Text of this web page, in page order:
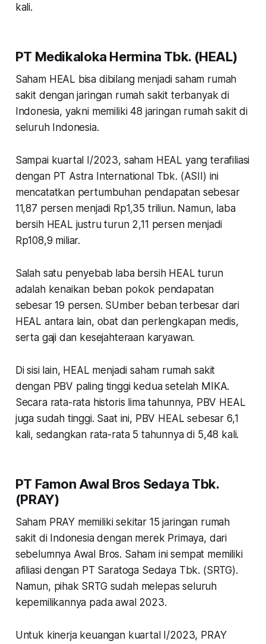
kali.
PT Medikaloka Hermina Tbk. (HEAL)
Saham HEAL bisa dibilang menjadi saham rumah
sakit dengan jaringan rumah sakit terbanyak di
Indonesia, yakni memiliki 48 jaringan rumah sakit di
seluruh Indonesia.
Sampai kuartal I/2023, saham HEAL yang terafiliasi
dengan PT Astra International Tbk. (ASII) ini
mencatatkan pertumbuhan pendapatan sebesar
11,87 persen menjadi Rp1,35 triliun. Namun, laba
bersih HEAL justru turun 2,11 persen menjadi
Rp108,9 miliar.
Salah satu penyebab laba bersih HEAL turun
adalah kenaikan beban pokok pendapatan
sebesar 19 persen. SUmber beban terbesar dari
HEAL antara lain, obat dan perlengkapan medis,
serta gaji dan kesejahteraan karyawan.
Di sisi lain, HEAL menjadi saham rumah sakit
dengan PBV paling tinggi kedua setelah MIKA.
Secara rata-rata historis lima tahunnya, PBV HEAL
juga sudah tinggi. Saat ini, PBV HEAL sebesar 6,1
kali, sedangkan rata-rata 5 tahunnya di 5,48 kali.
PT Famon Awal Bros Sedaya Tbk.
(PRAY)
Saham PRAY memiliki sekitar 15 jaringan rumah
sakit di Indonesia dengan merek Primaya, dari
sebelumnya Awal Bros. Saham ini sempat memiliki
afiliasi dengan PT Saratoga Sedaya Tbk. (SRTG).
Namun, pihak SRTG sudah melepas seluruh
kepemilikannya pada awal 2023.
Untuk kinerja keuangan kuartal I/2023, PRAY